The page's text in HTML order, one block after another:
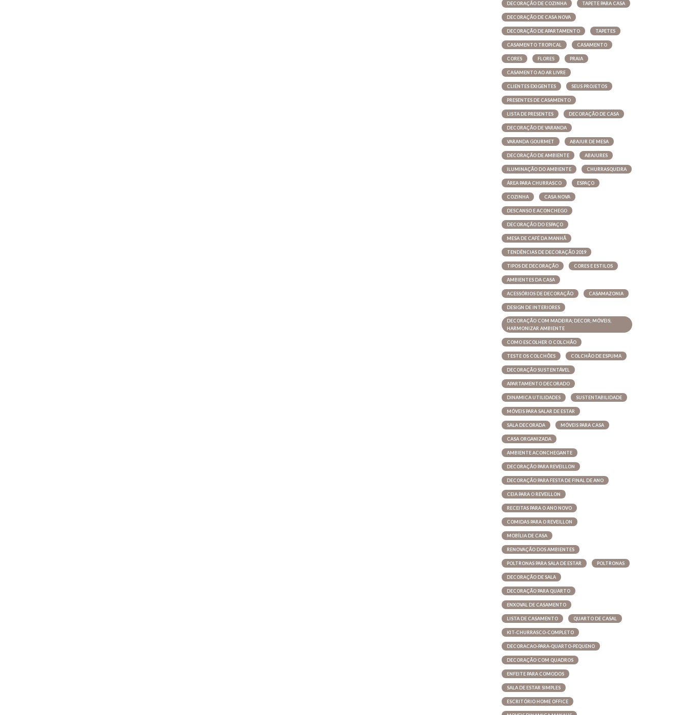
DECORAÇÃO DE COZINHA TAPETE PARA CASA
DECORAÇÃO DE CASA NOVA
DECORAÇÃO DE APARTAMENTO TAPETES
CASAMENTO TROPICAL CASAMENTO
CORES FLORES PRAIA
CASAMENTO AO AR LIVRE
CLIENTES EXIGENTES SEUS PROJETOS
PRESENTES DE CASAMENTO
LISTA DE PRESENTES DECORAÇÃO DE CASA
DECORAÇÃO DE VARANDA
VARANDA GOURMET ABAJUR DE MESA
DECORAÇÃO DE AMBIENTE ABAJURES
ILUMINAÇÃO DO AMBIENTE CHURRASQUEIRA
ÁREA PARA CHURRASCO ESPAÇO
COZINHA CASA NOVA
DESCANSO E ACONCHEGO
DECORAÇÃO DO ESPAÇO
MESA DE CAFÉ DA MANHÃ
TENDÊNCIAS DE DECORAÇÃO 2019
TIPOS DE DECORAÇÃO CORES E ESTILOS
AMBIENTES DA CASA
ACESSÓRIOS DE DECORAÇÃO CASAMAZONIA
DESIGN DE INTERIORES
DECORAÇÃO COM MADEIRA; DECOR; MÓVEIS;
HARMONIZAR AMBIENTE
COMO ESCOLHER O COLCHÃO
TESTE OS COLCHÕES COLCHÃO DE ESPUMA
DECORAÇÃO SUSTENTÁVEL
APARTAMENTO DECORADO
DINAMICA UTILIDADES SUSTENTABILIDADE
MÓVEIS PARA SALAR DE ESTAR
SALA DECORADA MÓVEIS PARA CASA
CASA ORGANIZADA
AMBIENTE ACONCHEGANTE
DECORAÇÃO PARA REVEILLON
DECORAÇÃO PARA FESTA DE FINAL DE ANO
CEIA PARA O REVEILLON
RECEITAS PARA O ANO NOVO
COMIDAS PARA O REVEILLON
MOBÍLIA DE CASA
RENOVAÇÃO DOS AMBIENTES
POLTRONAS PARA SALA DE ESTAR POLTRONAS
DECORAÇÃO DE SALA
DECORAÇÃO PARA QUARTO
ENXOVAL DE CASAMENTO
LISTA DE CASAMENTO QUARTO DE CASAL
KIT-CHURRASCO-COMPLETO
DECORACAO-PARA-QUARTO-PEQUENO
DECORAÇÃO COM QUADROS
ENFEITE PARA COMODOS
SALA DE ESTAR SIMPLES
ESCRITÓRIO HOME OFFICE